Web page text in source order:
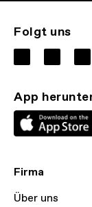
Folgt uns
App
Firma
Über uns